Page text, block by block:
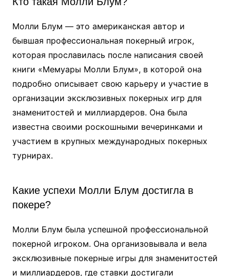
Молли Блум — это американская автор и
бывшая профессиональная покерный игрок,
которая прославилась после написания своей
книги «Мемуары Молли Блум», в которой она
подробно описывает свою карьеру и участие в
организации эксклюзивных покерных игр для
знаменитостей и миллиардеров. Она была
известна своими роскошными вечеринками и
участием в крупных международных покерных
турнирах.
Какие успехи Молли Блум достигла в
покере?
Молли Блум была успешной профессиональной
покерной игроком. Она организовывала и вела
эксклюзивные покерные игры для знаменитостей
и миллиардеров, где ставки достигали